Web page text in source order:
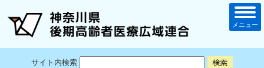
サイト内検索
メニュー